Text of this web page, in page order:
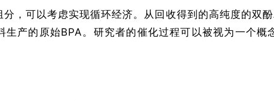
，可以考虑实现循环经济。从回收得到的高纯度的双
产的原始BPA。研究者的催化过程可以被视为一个